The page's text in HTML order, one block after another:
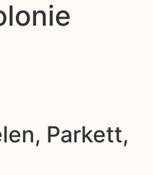
Parkett,